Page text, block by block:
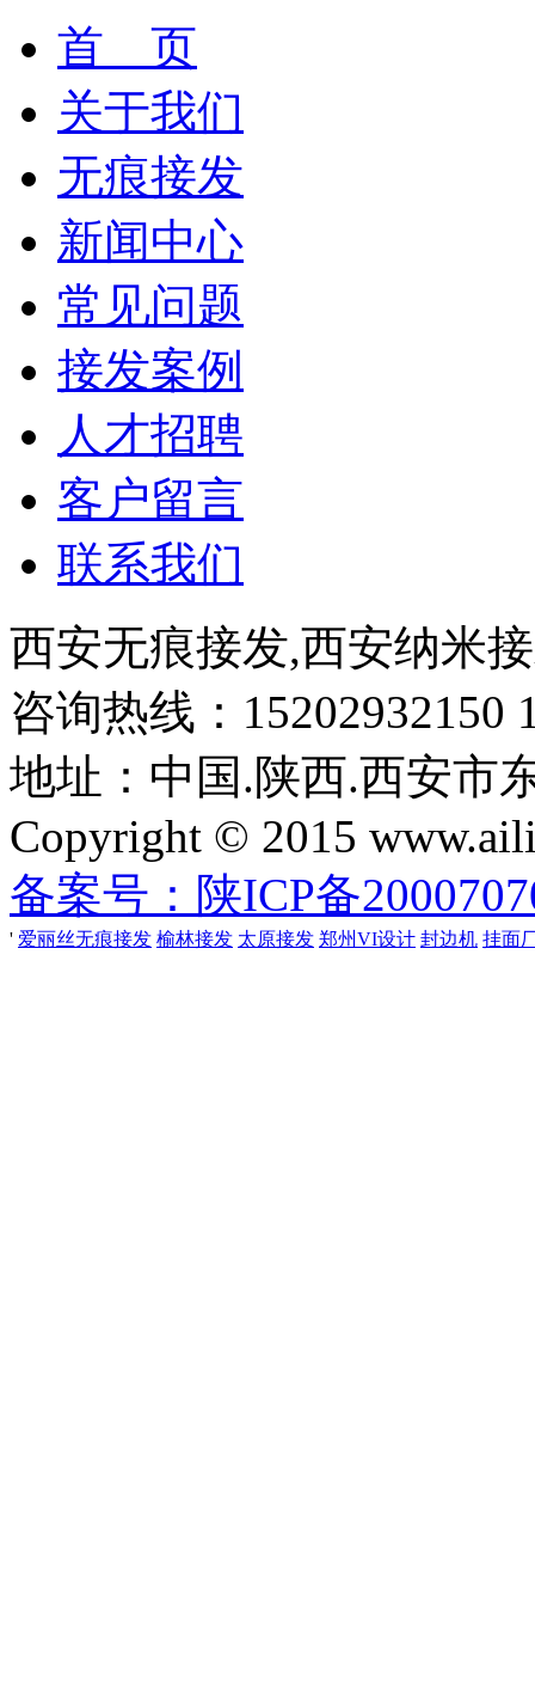
首 页
关于我们
无痕接发
新闻中心
常见问题
接发案例
人才招聘
客户留言
联系我们
西安无痕接发,西安纳米
咨询热线：15202932150
地址：中国.陕西.西安市
Copyright © 2015
备案号：陕ICP备
' 爱丽丝无痕接发 榆林接发 太原接发 郑州VI设计 封边机 挂面